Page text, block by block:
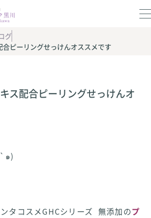
グ
合ピーリングせっけんオススメです
ス配合ピーリングせっけんオ
๑)
タコスメGHCシリーズ 無添加のプ